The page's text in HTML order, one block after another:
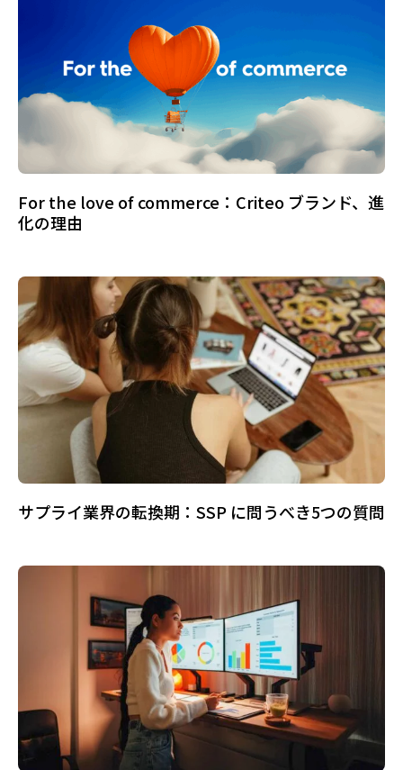
For the love of commerce：Criteo ブランド、進
化の理由
サプライ業界の転換期：SSP に問うべき5つの質問